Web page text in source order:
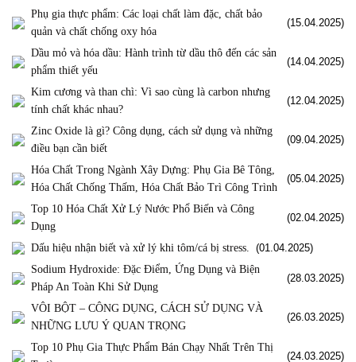
Phụ gia thực phẩm: Các loại chất làm đặc, chất bảo
quản và chất chống oxy hóa
(15.04.2025)
Dầu mỏ và hóa dầu: Hành trình từ dầu thô đến các sản
phẩm thiết yếu
(14.04.2025)
Kim cương và than chì: Vì sao cùng là carbon nhưng
tính chất khác nhau?
(12.04.2025)
Zinc Oxide là gì? Công dụng, cách sử dụng và những
điều bạn cần biết
(09.04.2025)
Hóa Chất Trong Ngành Xây Dựng: Phụ Gia Bê Tông,
Hóa Chất Chống Thấm, Hóa Chất Bảo Trì Công Trình
(05.04.2025)
Top 10 Hóa Chất Xử Lý Nước Phổ Biến và Công
Dụng
(02.04.2025)
Dấu hiệu nhận biết và xử lý khi tôm/cá bị stress. (01.04.2025)
Sodium Hydroxide: Đặc Điểm, Ứng Dụng và Biện
Pháp An Toàn Khi Sử Dụng
(28.03.2025)
VÔI BỘT – CÔNG DỤNG, CÁCH SỬ DỤNG VÀ
NHỮNG LƯU Ý QUAN TRỌNG
(26.03.2025)
Top 10 Phụ Gia Thực Phẩm Bán Chạy Nhất Trên Thị
(24.03.2025)